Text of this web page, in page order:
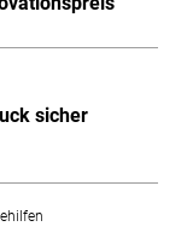
sicher